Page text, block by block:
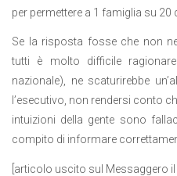
per permettere a 1 famiglia su 20
Se la risposta fosse che non
tutti è molto difficile
nazionale), ne scaturirebbe
l’esecutivo, non rendersi conto
intuizioni della gente sono
compito di informare
[articolo uscito sul Messaggero